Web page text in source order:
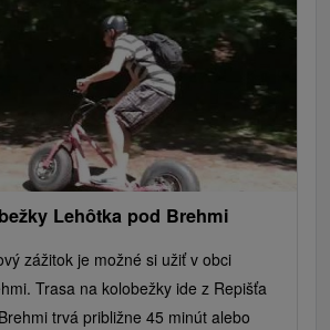
Lehôtka pod Brehmi
zážitok je možné si užiť v obci
Trasa na kolobežky ide z Repišťa
trvá približne 45 minút alebo